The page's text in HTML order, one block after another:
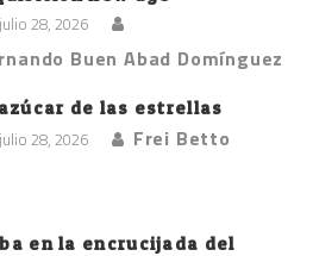
julio 28, 2026
Buen Abad Domínguez
de las estrellas
julio 28, 2026 Frei Betto
en la encrucijada del